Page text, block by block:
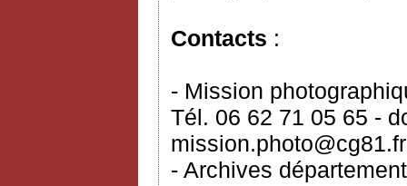
Contacts :
- Mission
Tél. 06 62 71 05 65 -
mission.photo@cg81.fr
- Archives